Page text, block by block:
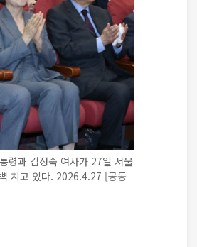
령과 김정숙 여사가 27일 서울
치고 있다. 2026.4.27 [공동